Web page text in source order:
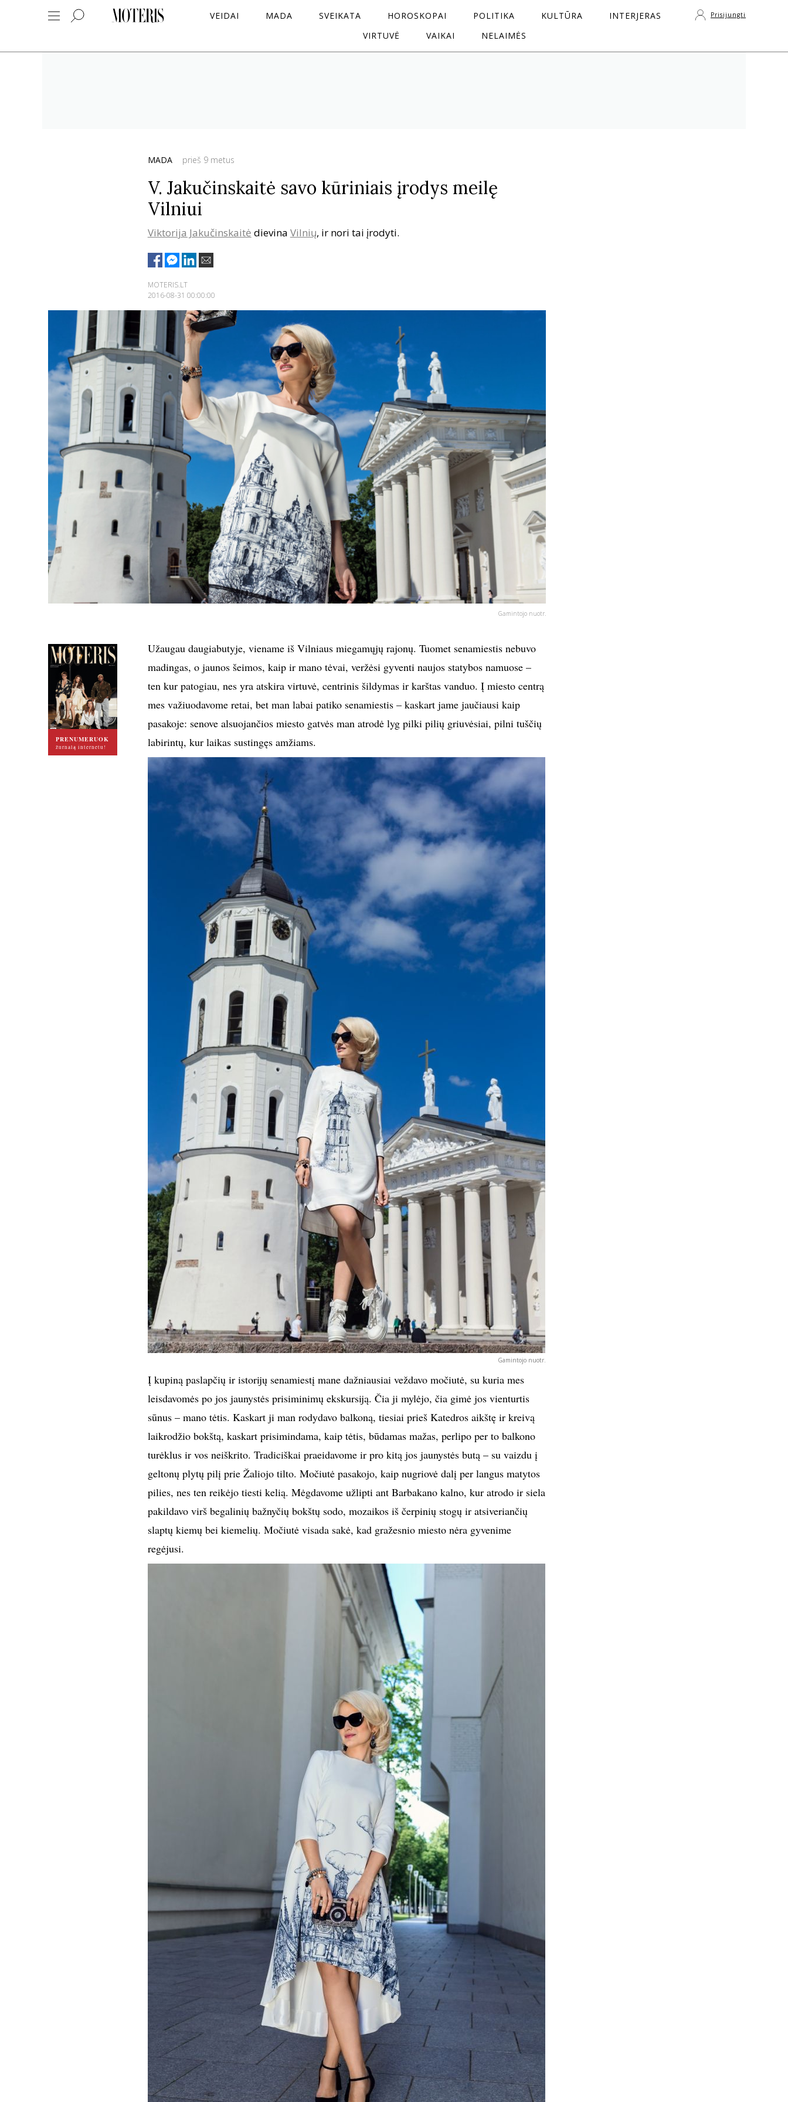
VEIDAI MADA SVEIKATA HOROSKOPAI POLITIKA KULTŪRA
INTERJERAS
VIRTUVĖ
VAIKAI NELAIMĖS
Prisijungti
MADA prieš 9 metus
V. Jakučinskaitė savo kūriniais įrodys meilę
Vilniui
Viktorija Jakučinskaitė dievina Vilnių, ir nori tai įrodyti.
MOTERIS.LT
2016-08-31 00:00:00
Gamintojo nuotr.
PRENUMERUOK
žurnalą internetu!
Užaugau daugiabutyje, viename iš Vilniaus miegamųjų rajonų. Tuomet senamiestis nebuvo
madingas, o jaunos šeimos, kaip ir mano tėvai, veržėsi gyventi naujos statybos namuose –
ten kur patogiau, nes yra atskira virtuvė, centrinis šildymas ir karštas vanduo. Į miesto centrą
mes važiuodavome retai, bet man labai patiko senamiestis – kaskart jame jaučiausi kaip
pasakoje: senove alsuojančios miesto gatvės man atrodė lyg pilki pilių griuvėsiai, pilni tuščių
labirintų, kur laikas sustingęs amžiams.
Gamintojo nuotr.
Į kupiną paslapčių ir istorijų senamiestį mane dažniausiai veždavo močiutė, su kuria mes
leisdavomės po jos jaunystės prisiminimų ekskursiją. Čia ji mylėjo, čia gimė jos vienturtis
sūnus – mano tėtis. Kaskart ji man rodydavo balkoną, tiesiai prieš Katedros aikštę ir kreivą
laikrodžio bokštą, kaskart prisimindama, kaip tėtis, būdamas mažas, perlipo per to balkono
turėklus ir vos neiškrito. Tradiciškai praeidavome ir pro kitą jos jaunystės butą – su vaizdu į
geltonų plytų pilį prie Žaliojo tilto. Močiutė pasakojo, kaip nugriovė dalį per langus matytos
pilies, nes ten reikėjo tiesti kelią. Mėgdavome užlipti ant Barbakano kalno, kur atrodo ir siela
pakildavo virš begalinių bažnyčių bokštų sodo, mozaikos iš čerpinių stogų ir atsiveriančių
slaptų kiemų bei kiemelių. Močiutė visada sakė, kad gražesnio miesto nėra gyvenime
regėjusi.